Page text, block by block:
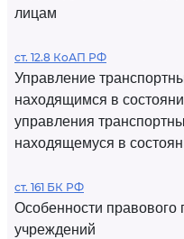
лицам
ст. 12.8 КоАП РФ
Управление
находящимся в
управления
находящемуся в
ст. 161 БК РФ
Особенности правового
учреждений